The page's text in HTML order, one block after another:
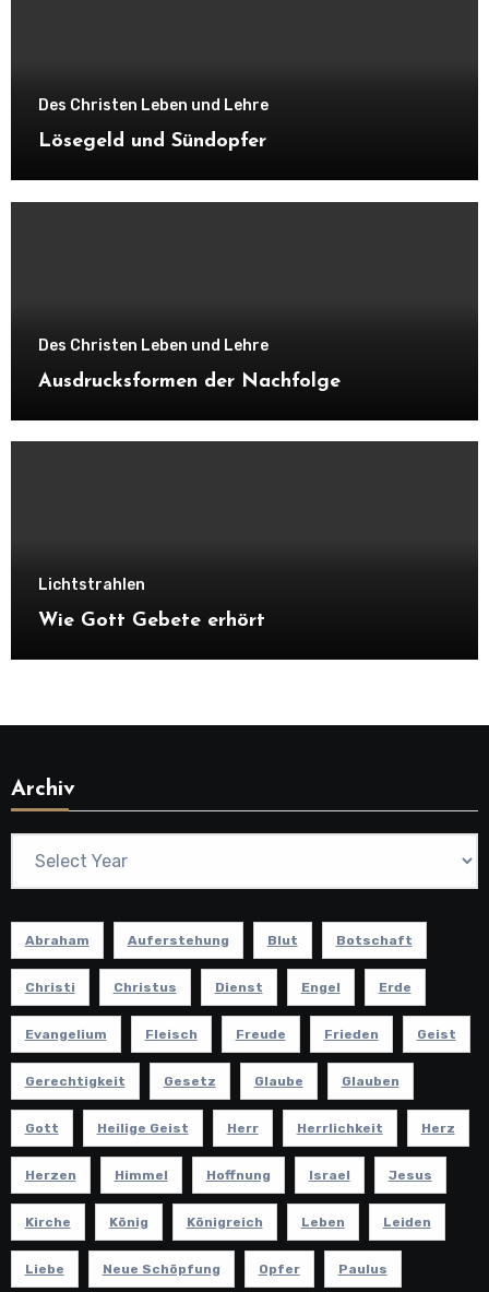
Des Christen Leben und Lehre
Lösegeld und Sündopfer
Des Christen Leben und Lehre
Ausdrucksformen der Nachfolge
Lichtstrahlen
Wie Gott Gebete erhört
Archiv
Abraham Auferstehung Blut Botschaft
Christi Christus Dienst Engel Erde
Evangelium Fleisch Freude Frieden Geist
Gerechtigkeit Gesetz Glaube Glauben
Gott Heilige Geist Herr Herrlichkeit Herz
Herzen Himmel Hoffnung Israel Jesus
Kirche König Königreich Leben Leiden
Liebe Neue Schöpfung Opfer Paulus